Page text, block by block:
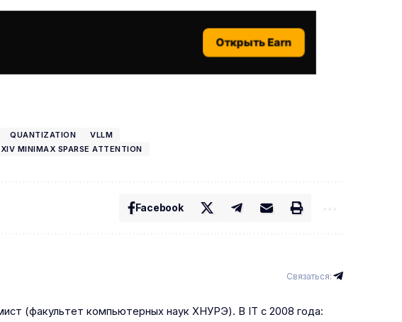
Открыть Earn
QUANTIZATION
VLLM
MINIMAX SPARSE ATTENTION
Facebook
Связаться:
(факультет компьютерных наук ХНУРЭ). В IT с 2008 года: